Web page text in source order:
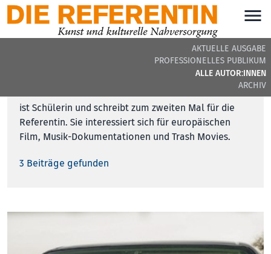
AKTUELLE AUSGABE
PROFESSIONELLES PUBLIKUM
ALLE AUTOR:INNEN
ARCHIV
ist Schülerin und schreibt zum zweiten Mal für die
Referentin. Sie interessiert sich für europäischen
Film, Musik-Dokumentationen und Trash Movies.
3 Beiträge gefunden